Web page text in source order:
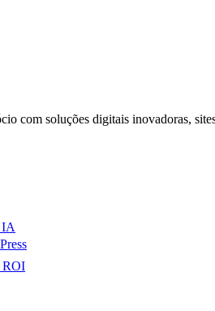
com soluções digitais inovadoras,
IA
ROI